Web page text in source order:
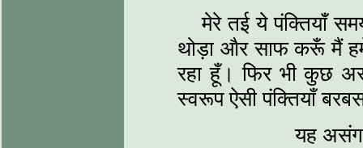
मेरे तई ये पंक्तियाँ
थोड़ा और साफ करूँ मैं
रहा हूँ। फिर भी कुछ
स्‍वरूप ऐसी पंक्तियाँ
यह